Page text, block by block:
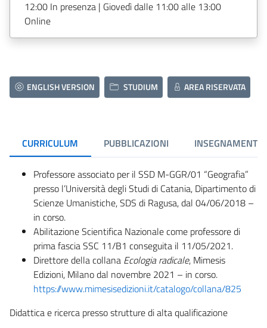
12:00 In presenza | Giovedì dalle 11:00 alle 13:00
Online
ENGLISH VERSION STUDIUM AREA RISERVATA
CURRICULUM PUBBLICAZIONI INSEGNAMENTI
Professore associato per il SSD M-GGR/01 “Geografia”
presso l’Università degli Studi di Catania, Dipartimento di
Scienze Umanistiche, SDS di Ragusa, dal 04/06/2018 –
in corso.
Abilitazione Scientifica Nazionale come professore di
prima fascia SSC 11/B1 conseguita il 11/05/2021.
Direttoredella collana Ecologia radicale, Mimesis
Edizioni, Milano dal novembre 2021 – in corso.
https://www.mimesisedizioni.it/catalogo/collana/825
Didattica e ricerca presso strutture di alta qualificazione